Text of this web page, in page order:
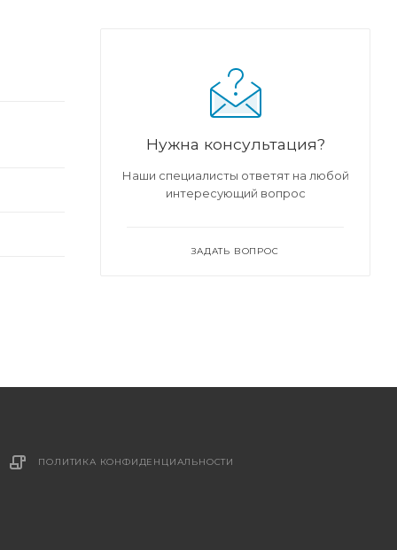
Нужна консультация?
Наши специалисты ответят на любой
интересующий вопрос
ЗАДАТЬ ВОПРОС
ПОЛИТИКА КОНФИДЕНЦИАЛЬНОСТИ